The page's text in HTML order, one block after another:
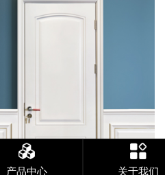
产品中心 关于我们